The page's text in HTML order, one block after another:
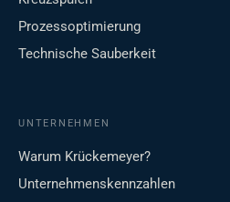
Prozessoptimierung
Technische Sauberkeit
UNTERNEHMEN
Warum Krückemeyer?
Unternehmenskennzahlen